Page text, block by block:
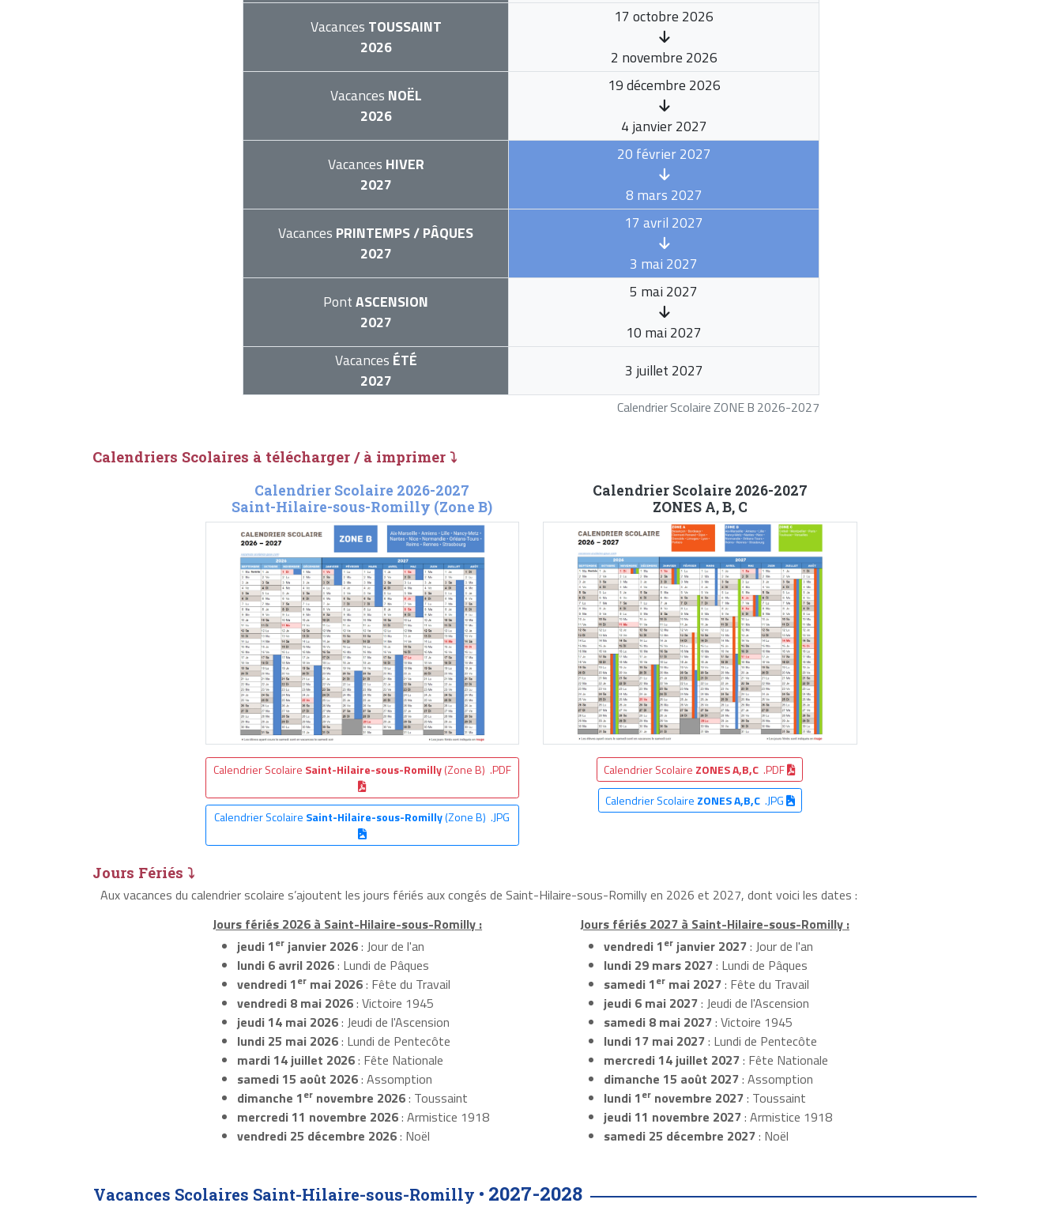
Calendrier Scolaire ZONE B 2026-2027
Vacances TOUSSAINT
2026
17 octobre 2026
2 novembre 2026
Vacances NOËL
2026
19 décembre 2026
4 janvier 2027
Vacances HIVER
2027
20 février 2027
8 mars 2027
Vacances PRINTEMPS / PÂQUES
2027
17 avril 2027
3 mai 2027
PontASCENSION
2027
5 mai 2027
10 mai 2027
Vacances ÉTÉ
2027
3 juillet 2027
Calendriers Scolaires à télécharger / à imprimer ⤵
Calendrier Scolaire 2026-2027
Saint-Hilaire-sous-Romilly (Zone B)
Calendrier Scolaire Saint-Hilaire-sous-Romilly(Zone B) .PDF
Calendrier Scolaire Saint-Hilaire-sous-Romilly(Zone B) .JPG
Calendrier Scolaire 2026-2027
ZONES A, B, C
Calendrier Scolaire ZONES A,B,C .PDF
Calendrier Scolaire ZONES A,B,C.JPG
Jours Fériés ⤵
Aux vacances du calendrier scolaire s’ajoutent les jours fériés aux congés de Saint-Hilaire-sous-Romilly en 2026 et 2027, dont voici les dates :
Jours fériés 2026 à Saint-Hilaire-sous-Romilly :
jeudi 1erjanvier 2026: Jour de l'an
lundi 6 avril 2026: Lundi de Pâques
vendredi 1ermai 2026: Fête du Travail
vendredi 8 mai 2026: Victoire 1945
jeudi 14 mai 2026: Jeudi de l'Ascension
lundi 25 mai 2026: Lundi de Pentecôte
mardi 14 juillet 2026: Fête Nationale
samedi 15 août 2026: Assomption
dimanche 1ernovembre 2026: Toussaint
mercredi 11 novembre 2026: Armistice 1918
vendredi 25 décembre 2026: Noël
Jours fériés 2027 à Saint-Hilaire-sous-Romilly :
vendredi 1er janvier 2027: Jour de l'an
lundi 29 mars 2027: Lundi de Pâques
samedi 1er mai 2027: Fête du Travail
jeudi 6 mai 2027: Jeudi de l'Ascension
samedi 8 mai 2027: Victoire 1945
lundi 17 mai 2027: Lundi de Pentecôte
mercredi 14 juillet 2027: Fête Nationale
dimanche 15 août 2027: Assomption
lundi 1er novembre 2027: Toussaint
jeudi 11 novembre 2027: Armistice 1918
samedi 25 décembre 2027: Noël
Vacances Scolaires Saint-Hilaire-sous-Romilly • 2027-2028